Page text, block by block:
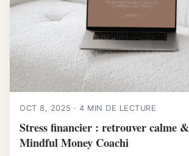
OCT 8, 2025 · 4 MIN DE LECTURE
Stress financier : retrouver calme
Mindful Money Coachi